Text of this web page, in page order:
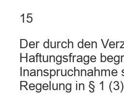
15
Der durch den
Haftungsfrage
Regelung in § 1